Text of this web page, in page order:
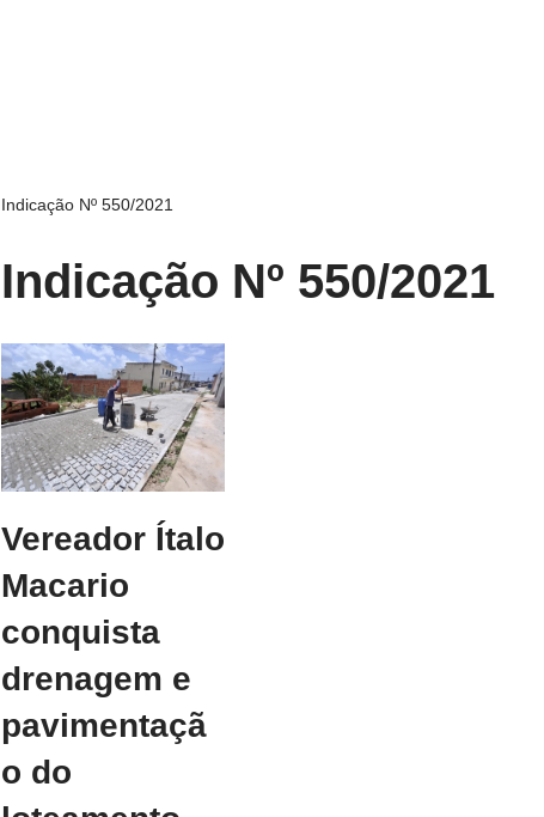
Indicação Nº 550/2021
Indicação Nº 550/2021
Vereador Ítalo
Macario
conquista
drenagem e
pavimentaçã
o do